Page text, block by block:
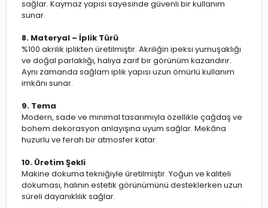
sağlar. Kaymaz yapısı sayesinde güvenli bir kullanım
sunar.
8. Materyal – İplik Türü
%100 akrilik iplikten üretilmiştir. Akriliğin ipeksi yumuşaklığı
ve doğal parlaklığı, halıya zarif bir görünüm kazandırır.
Aynı zamanda sağlam iplik yapısı uzun ömürlü kullanım
imkânı sunar.
9. Tema
Modern, sade ve minimal tasarımıyla özellikle çağdaş ve
bohem dekorasyon anlayışına uyum sağlar. Mekâna
huzurlu ve ferah bir atmosfer katar.
10. Üretim Şekli
Makine dokuma tekniğiyle üretilmiştir. Yoğun ve kaliteli
dokuması, halının estetik görünümünü desteklerken uzun
süreli dayanıklılık sağlar.